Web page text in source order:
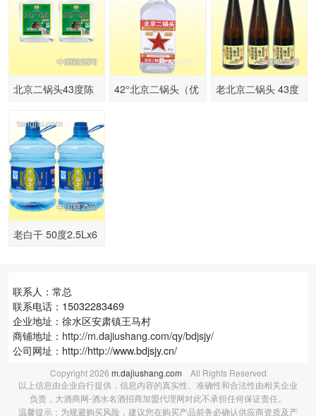
北京二锅头43度陈
型
42°北京二锅头（优
老北京二锅头 43度
老白干 50度2.5Lx6
联系人：常总
联系电话：15032283469
企业地址：徐水区安肃镇王马村
商铺地址： http://m.dajiushang.com/qy/bdjsjy/
公司网址：http://http://www.bdjsjy.cn/
Copyright2026 m.dajiushang.com All Rights Reserved
以上信息由企业自行提供，信息内容的真实性、准确性和合法性由相关企业
负责，大酒商网-酒水名酒招商加盟代理网对此不承担任何保证责任。
温馨提示：为规避购买风险，建议您在购买产品前务必确认供应商资质及产